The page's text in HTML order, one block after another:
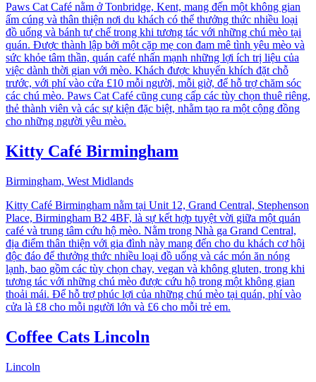
Paws Cat Café nằm ở Tonbridge, Kent, mang đến một không gian
ấm cúng và thân thiện nơi du khách có thể thưởng thức nhiều loại
đồ uống và bánh tự chế trong khi tương tác với những chú mèo tại
quán. Được thành lập bởi một cặp mẹ con đam mê tình yêu mèo và
sức khỏe tâm thần, quán café nhấn mạnh những lợi ích trị liệu của
việc dành thời gian với mèo. Khách được khuyến khích đặt chỗ
trước, với phí vào cửa £10 mỗi người, mỗi giờ, để hỗ trợ chăm sóc
các chú mèo. Paws Cat Café cũng cung cấp các tùy chọn thuê riêng,
thẻ thành viên và các sự kiện đặc biệt, nhằm tạo ra một cộng đồng
cho những người yêu mèo.
Kitty Café Birmingham
Birmingham, West Midlands
Kitty Café Birmingham nằm tại Unit 12, Grand Central, Stephenson
Place, Birmingham B2 4BF, là sự kết hợp tuyệt vời giữa một quán
café và trung tâm cứu hộ mèo. Nằm trong Nhà ga Grand Central,
địa điểm thân thiện với gia đình này mang đến cho du khách cơ hội
độc đáo để thưởng thức nhiều loại đồ uống và các món ăn nóng
lạnh, bao gồm các tùy chọn chay, vegan và không gluten, trong khi
tương tác với những chú mèo được cứu hộ trong một không gian
thoải mái. Để hỗ trợ phúc lợi của những chú mèo tại quán, phí vào
cửa là £8 cho mỗi người lớn và £6 cho mỗi trẻ em.
Coffee Cats Lincoln
Lincoln